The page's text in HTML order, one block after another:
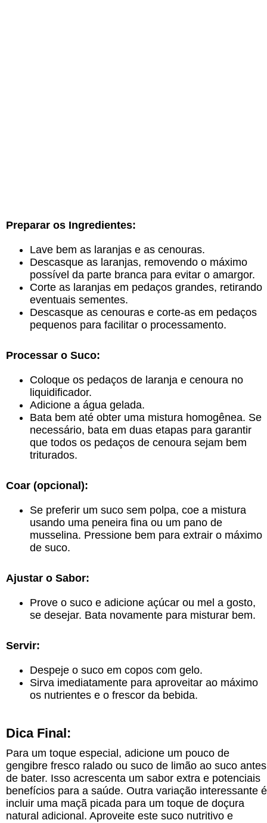
Preparar os Ingredientes:
Lave bem as laranjas e as cenouras.
Descasque as laranjas, removendo o máximo
possível da parte branca para evitar o amargor.
Corte as laranjas em pedaços grandes, retirando
eventuais sementes.
Descasque as cenouras e corte-as em pedaços
pequenos para facilitar o processamento.
Processar o Suco:
Coloque os pedaços de laranja e cenoura no
liquidificador.
Adicione a água gelada.
Bata bem até obter uma mistura homogênea. Se
necessário, bata em duas etapas para garantir
que todos os pedaços de cenoura sejam bem
triturados.
Coar (opcional):
Se preferir um suco sem polpa, coe a mistura
usando uma peneira fina ou um pano de
musselina. Pressione bem para extrair o máximo
de suco.
Ajustar o Sabor:
Prove o suco e adicione açúcar ou mel a gosto,
se desejar. Bata novamente para misturar bem.
Servir:
Despeje o suco em copos com gelo.
Sirva imediatamente para aproveitar ao máximo
os nutrientes e o frescor da bebida.
Dica Final:
Para um toque especial, adicione um pouco de
gengibre fresco ralado ou suco de limão ao suco antes
de bater. Isso acrescenta um sabor extra e potenciais
benefícios para a saúde. Outra variação interessante é
incluir uma maçã picada para um toque de doçura
natural adicional. Aproveite este suco nutritivo e